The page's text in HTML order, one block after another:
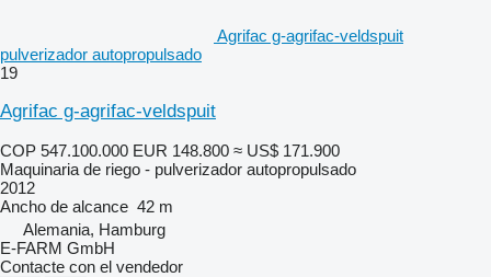
Agrifac g-agrifac-veldspuit
pulverizador autopropulsado
19
Agrifac g-agrifac-veldspuit
COP 547.100.000 EUR 148.800 ≈ US$ 171.900
Maquinaria de riego - pulverizador autopropulsado
2012
Ancho de alcance 42 m
Alemania, Hamburg
E-FARM GmbH
Contacte con el vendedor